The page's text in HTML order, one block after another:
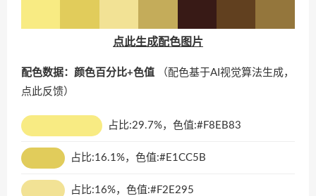
点此生成配色图片
配色数据：颜色百分比+色值 （配色基于AI视觉算法生成，
点此反馈）
占比:29.7%，色值:#F8EB83
占比:16.1%，色值:#E1CC5B
占比:16%，色值:#F2E295